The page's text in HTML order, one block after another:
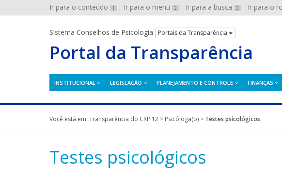
Ir para o conteúdo 1 Ir para o menu 2 Ir para a busca 3 Ir para o
Sistema Conselhos de Psicologia Portais da Transparência
Portal da Transparência
INSTITUCIONAL LEGISLAÇÃO PLANEJAMENTO E CONTROLE FINANÇAS
Você está em: Transparência do CRP 12 > Psicóloga(o) > Testes psicológicos
Testes psicológicos